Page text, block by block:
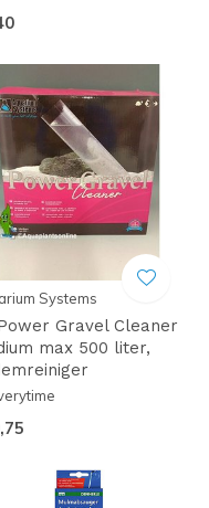
Systems
Gravel Cleaner
max 500 liter,